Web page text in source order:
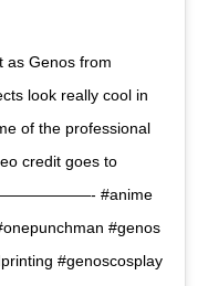
as Genos from
look really cool in
of the professional
credit goes to
#anime
#genos
#genoscosplay